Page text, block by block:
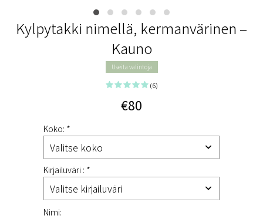
Kylpytakki nimellä, kermanvärinen –
Kauno
Useita valintoja
(6)
€80
Koko: *
Kirjailuväri : *
Nimi: